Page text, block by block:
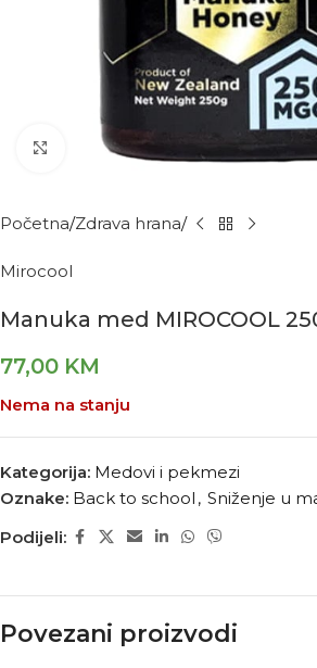
Kliknite za povećanje
Početna Zdrava hrana
Mirocool
Manuka med MIROCOOL
77,00 KM
Nema na stanju
Kategorija: Medovi i pekmezi
Oznake: Back to school , Sniženje u
Podijeli:
Povezani proizvodi